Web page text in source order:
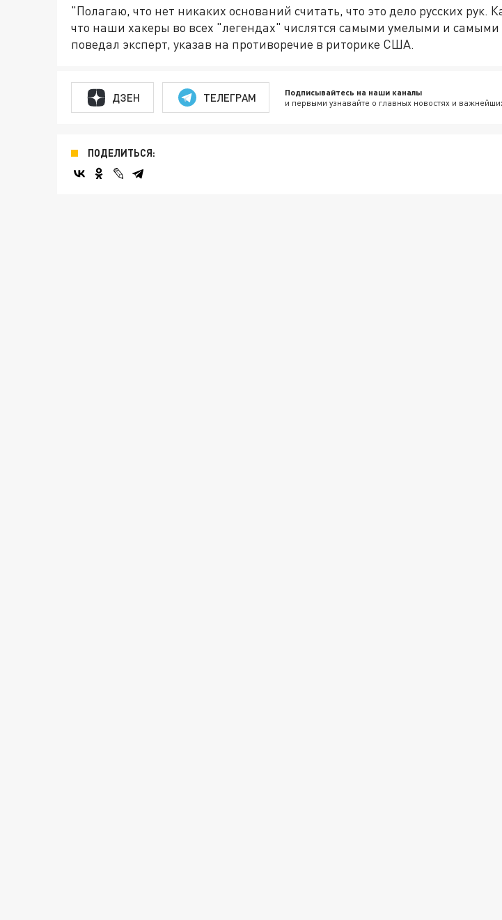
"Полагаю, что нет никаких оснований считать, что это дело русских рук.
что наши хакеры во всех "легендах" числятся самыми умелыми и
поведал эксперт, указав на противоречие в риторике США.
ДЗЕН ТЕЛЕГРАМ Подписывайтесь на наши каналы
и первыми узнавайте о главных новостях и
ПОДЕЛИТЬСЯ: